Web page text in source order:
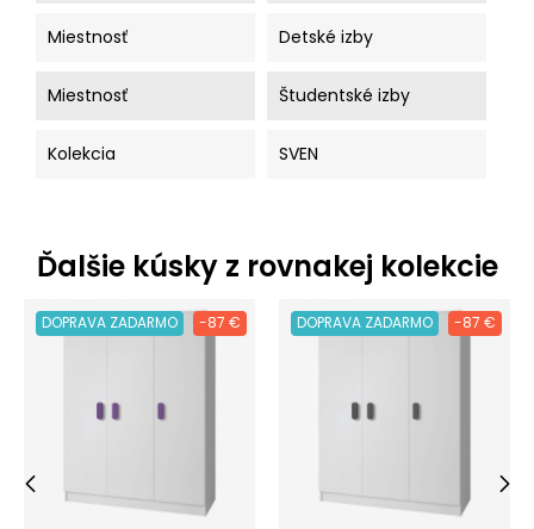
Miestnosť Detské izby
Miestnosť Študentské izby
Kolekcia SVEN
Ďalšie kúsky z rovnakej kolekcie
DOPRAVA ZADARMO -87 € DOPRAVA ZADARMO -87 €